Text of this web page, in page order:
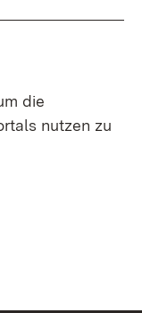
die
nutzen zu